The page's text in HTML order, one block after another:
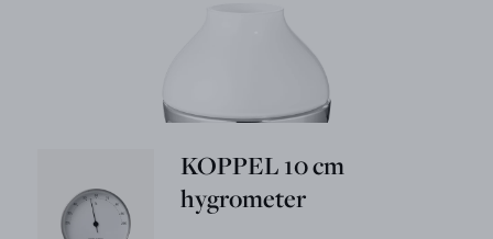
KOPPEL 10 cm
hygrometer